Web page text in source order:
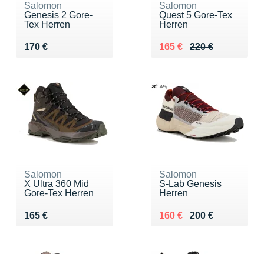
Salomon
Genesis 2 Gore-
Tex Herren
170 €
Vendu 170 €
Salomon
Quest 5 Gore-Tex
Herren
220 €
Au lieu de 220 €
165 €
Vendu 165 €
Salomon
X Ultra 360 Mid
Gore-Tex Herren
165 €
Vendu 165 €
Salomon
S-Lab Genesis
Herren
200 €
Au lieu de 200 €
160 €
Vendu 160 €